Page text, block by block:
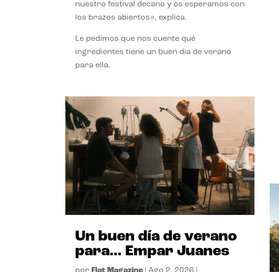
nuestro festival decano y os esperamos con
los brazos abiertos», explica.
Le pedimos que nos cuente qué
ingredientes tiene un buen día de verano
para ella.
Un buen día de verano
para… Empar Juanes
por Flat Magazine |Ago 2, 2026